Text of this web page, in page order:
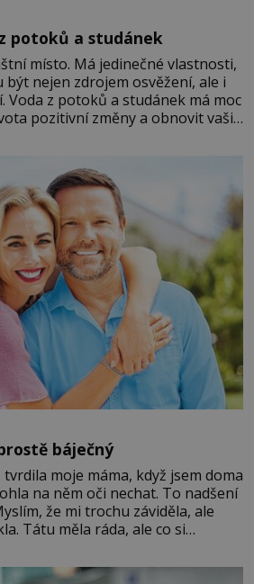
potoků a studánek
místo. Má jedinečné vlastnosti,
nejen zdrojem osvěžení, ale i
Voda z potoků a studánek má moc
pozitivní změny a obnovit vaši
a přinést do svého života
důležité
báječný
tvrdila moje máma, když jsem doma
na něm oči nechat. To nadšení
že mi trochu záviděla, ale
Tátu měla ráda, ale co si
Tehdy byla jiná doba, když